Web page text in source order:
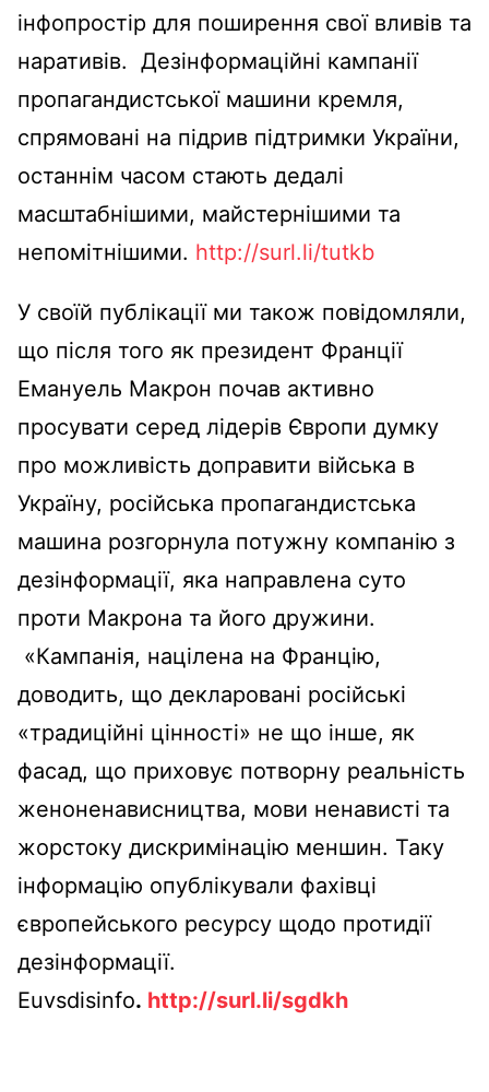
інфопростір для поширення свої вливів та
наративів. Дезінформаційні кампанії
пропагандистської машини кремля,
спрямовані на підрив підтримки України,
останнім часом стають дедалі
масштабнішими, майстернішими та
непомітнішими. http://surl.li/tutkb
У своїй публікації ми також повідомляли,
що після того як президент Франції
Емануель Макрон почав активно
просувати серед лідерів Європи думку
про можливість доправити війська в
Україну, російська пропагандистська
машина розгорнула потужну компанію з
дезінформації, яка направлена суто
проти Макрона та його дружини.
«Кампанія, націлена на Францію,
доводить, що декларовані російські
«традиційні цінності» не що інше, як
фасад, що приховує потворну реальність
женоненависництва, мови ненависті та
жорстоку дискримінацію меншин. Таку
інформацію опублікували фахівці
європейського ресурсу щодо протидії
дезінформації.
Euvsdisinfo. http://surl.li/sgdkh